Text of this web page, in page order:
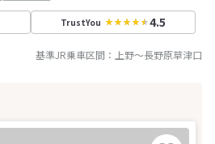
TrustYou 4.5
基準JR乗車区間： 上野～長野原草津口